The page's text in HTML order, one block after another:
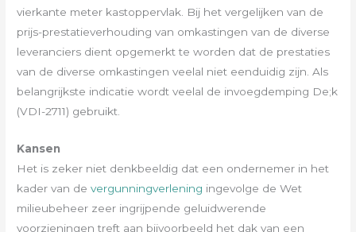
vierkante meter kastoppervlak. Bij het vergelijken van de
prijs-prestatieverhouding van omkastingen van de diverse
leveranciers dient opgemerkt te worden dat de prestaties
van de diverse omkastingen veelal niet eenduidig zijn. Als
belangrijkste indicatie wordt veelal de invoegdemping De;k
(VDI-2711) gebruikt.
Kansen
Het is zeker niet denkbeeldig dat een ondernemer in het
kader van devergunningverlening ingevolge de Wet
milieubeheer zeer ingrijpende geluidwerende
voorzieningen treft aan bijvoorbeeld het dak van een